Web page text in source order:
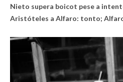
Nieto supera boicot pese a
Aristóteles a Alfaro: tonto;